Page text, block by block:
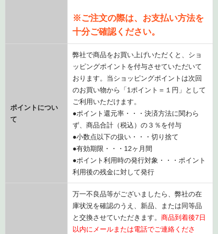
※ご注文の際は、お支払い方法を
十分ご確認ください。
ポイントについ
て
弊社で商品をお買い上げいただくと、ショ
ッピングポイントを付与させていただいて
おります。当ショッピングポイントは次回
のお買い物から「1ポイント＝１円」として
ご利用いただけます。
●ポイント還元率・・・決済方法に関わら
ず、商品合計（税込）の３％を付与
●小数点以下の扱い・・・切り捨て
●有効期限・・・12ヶ月間
●ポイント利用時の発行対象・・・ポイント
利用後の残金に対して発行
万一不良品等がございましたら、弊社の在
庫状況を確認のうえ、新品、または同等品
と交換させていただきます。 商品到着後7日
以内にメールまたは電話でご連絡くださ